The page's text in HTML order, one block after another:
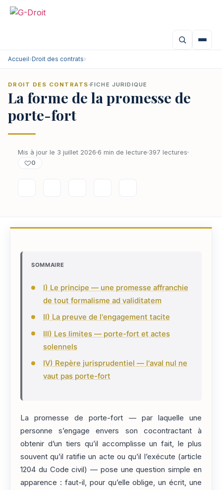
Accueil›Droit des contrats›
DROIT DES CONTRATS FICHE JURIDIQUE
La forme de la promesse de
porte-fort
Mis à jour le 3 juillet 2026 6 min de lecture 397 lectures
0
SOMMAIRE
I) Le principe — une promesse affranchie
de tout formalisme ad validitatem
II) La preuve de l'engagement tacite
III) Les limites — porte-fort et actes
solennels
IV) Repère jurisprudentiel — l'aval nul ne
vaut pas porte-fort
La promesse de porte-fort — par laquelle une
personne s’engage envers son cocontractant à
obtenir d’un tiers qu’il accomplisse un fait, le plus
souvent qu’il ratifie un acte ou qu’il l’exécute (article
1204 du Code civil) — pose une question simple en
apparence : faut-il, pour qu’elle oblige, un écrit, une